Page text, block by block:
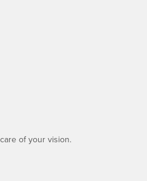
of your vision.